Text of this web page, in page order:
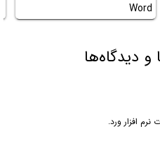
Word
دیدگاه‌ها
افزار ورد.